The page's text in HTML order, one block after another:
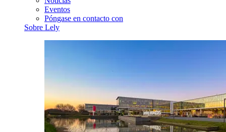
Eventos
Póngase en contacto con
Sobre Lely